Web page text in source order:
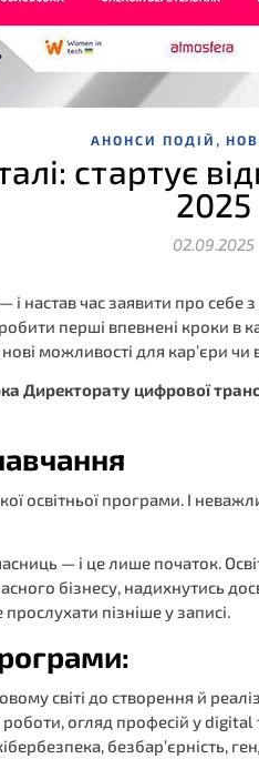
АНОНСИ ПОДІЙ ,
стартує
2025
02.09.2025
і настав час заявити про
перші впевнені кроки в
можливості для кар’єри чи
Директорату цифрової
програми. І
— і це лише початок.
бізнесу, надихнутись
пізніше у записі.
світі до створення й
огляд професій у digital
безбар’єрність,